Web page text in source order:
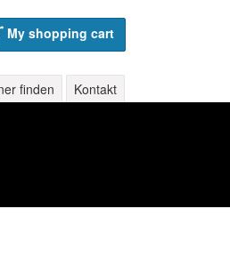
My shopping cart
finden Kontakt